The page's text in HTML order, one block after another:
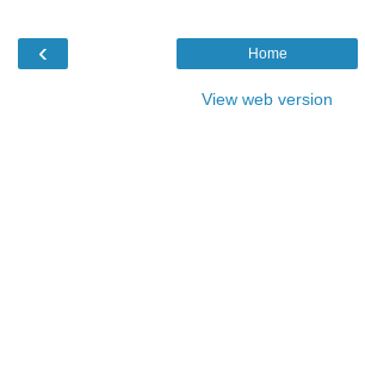
‹ Home
View web version